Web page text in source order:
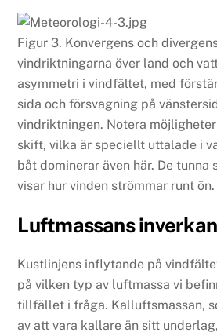
Figur 3. Konvergens och
vindriktningarna över land och
asymmetri i vindfältet, med
sida och försvagning på
vindriktningen. Notera
skift, vilka är speciellt uttalade i
båt dominerar även här. De tunna
visar hur vinden strömmar runt ön.
Luftmassans inverkan
Kustlinjens inflytande på
på vilken typ av luftmassa vi
tillfället i fråga. Kalluftsmassan,
av att vara kallare än sitt